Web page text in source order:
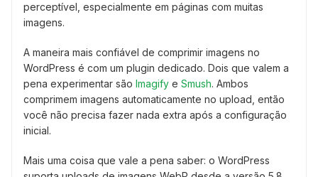
perceptível, especialmente em páginas com muitas
imagens.
A maneira mais confiável de comprimir imagens no
WordPress é com um plugin dedicado. Dois que valem a
pena experimentar são Imagify e Smush. Ambos
comprimem imagens automaticamente no upload, então
você não precisa fazer nada extra após a configuração
inicial.
Mais uma coisa que vale a pena saber: o WordPress